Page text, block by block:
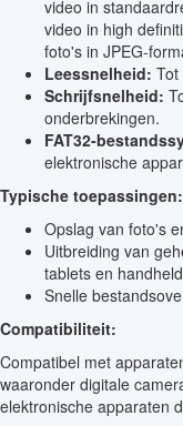
video in
video in high
foto's in JPEG-
Leessnelheid:
Schrijfsnelheid:
onderbrekingen.
FAT32-
elektronische
Typische toepassingen:
Opslag van foto's
Uitbreiding van
tablets en
Snelle
Compatibiliteit:
Compatibel met
waaronder digitale
elektronische apparaten